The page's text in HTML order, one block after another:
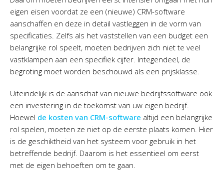
eigen eisen voordat ze een (nieuwe) CRM-software
aanschaffen en deze in detail vastleggen in de vorm van
specificaties. Zelfs als het vaststellen van een budget een
belangrijke rol speelt, moeten bedrijven zich niet te veel
vastklampen aan een specifiek cijfer. Integendeel, de
begroting moet worden beschouwd als een prijsklasse.
Uiteindelijk is de aanschaf van nieuwe bedrijfssoftware ook
een investering in de toekomst van uw eigen bedrijf.
Hoewel de kosten van CRM-software altijd een belangrijke
rol spelen, moeten ze niet op de eerste plaats komen. Hier
is de geschiktheid van het systeem voor gebruik in het
betreffende bedrijf. Daarom is het essentieel om eerst
met de eigen behoeften om te gaan.